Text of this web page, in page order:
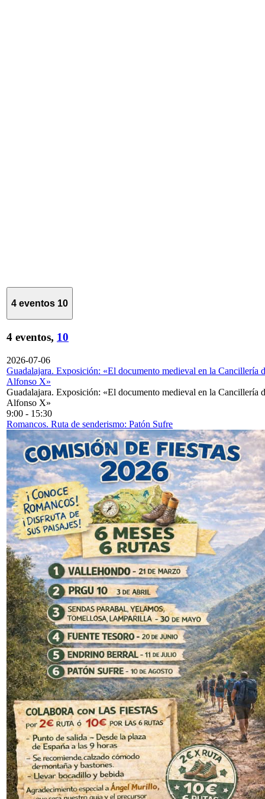
4 eventos 10
4 eventos, 10
2026-07-06
Guadalajara. Exposición: «El documento medieval en la Cancillería
Alfonso X»
Guadalajara. Exposición: «El documento medieval en la Cancillería
Alfonso X»
9:00 - 15:30
Romancos. Ruta de senderismo: Patón Sufre